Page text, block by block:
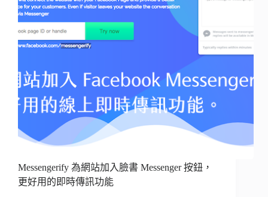
Messengerify 為網站加入臉書 Messenger 按鈕，
更好用的即時傳訊功能